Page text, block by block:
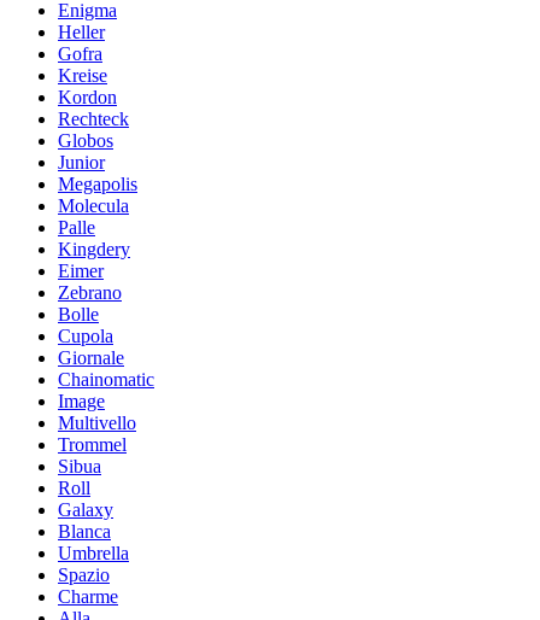
Enigma
Heller
Gofra
Kreise
Kordon
Rechteck
Globos
Junior
Megapolis
Molecula
Palle
Kingdery
Eimer
Zebrano
Bolle
Cupola
Giornale
Chainomatic
Image
Multivello
Trommel
Sibua
Roll
Galaxy
Blanca
Umbrella
Spazio
Charme